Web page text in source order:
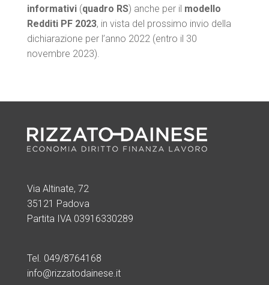
informativi(quadro RS) anche per il modello
Redditi PF 2023, in vista del prossimo invio della
dichiarazione per l’anno 2022 (entro il 30
novembre 2023).
Via Altinate, 72
35121 Padova
Partita IVA 03916330289
Tel. 049/8764168
info@rizzatodainese.it